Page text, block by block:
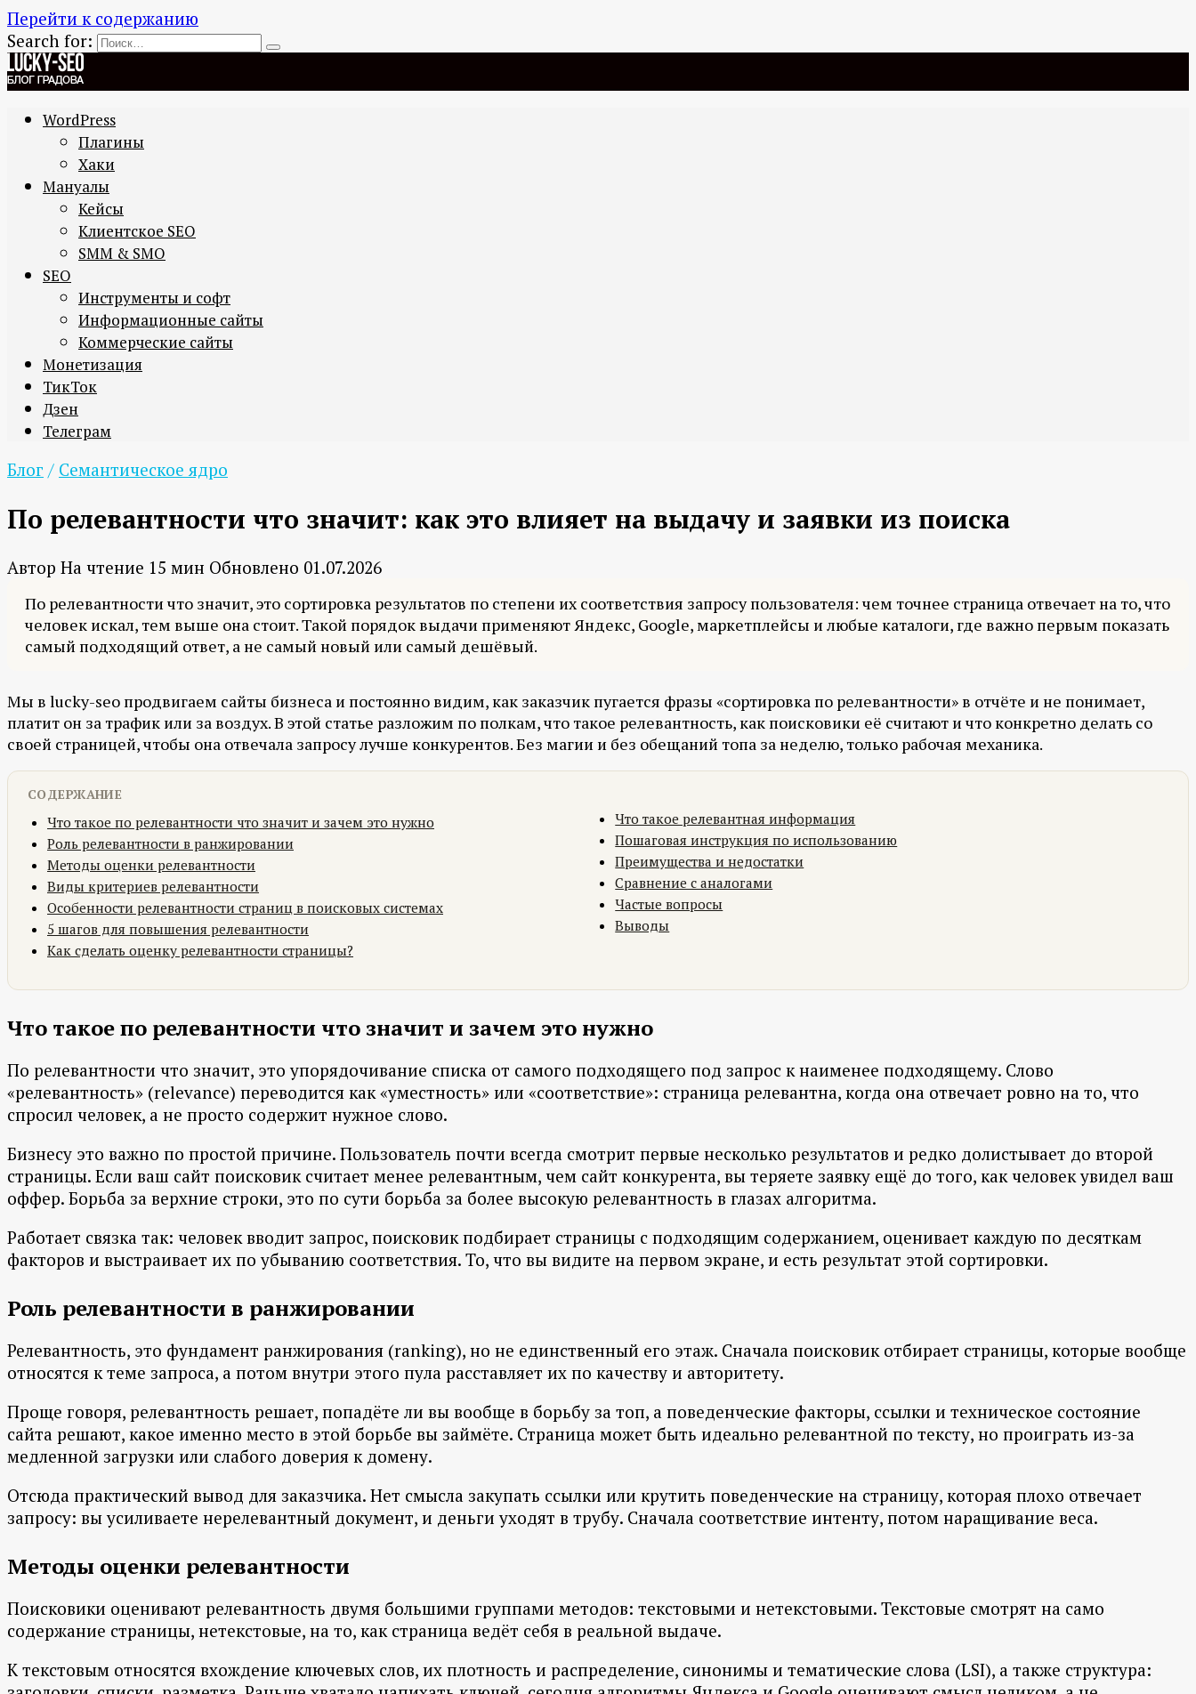
Перейти к содержанию
Search for:
WordPress
Плагины
Хаки
Мануалы
Кейсы
Клиентское SEO
SMM & SMO
SEO
Инструменты и софт
Информационные сайты
Коммерческие сайты
Монетизация
ТикТок
Дзен
Телеграм
Блог / Семантическое ядро
По релевантности что значит: как это влияет на выдачу и заявки из поиска
Автор На чтение 15 мин Обновлено 01.07.2026
По релевантности что значит, это сортировка результатов по степени их соответствия запросу пользователя: чем точнее страница отвечает на то, что
человек искал, тем выше она стоит. Такой порядок выдачи применяют Яндекс, Google, маркетплейсы и любые каталоги, где важно первым показать
самый подходящий ответ, а не самый новый или самый дешёвый.
Мы в lucky-seo продвигаем сайты бизнеса и постоянно видим, как заказчик пугается фразы «сортировка по релевантности» в отчёте и не понимает,
платит он за трафик или за воздух. В этой статье разложим по полкам, что такое релевантность, как поисковики её считают и что конкретно делать со
своей страницей, чтобы она отвечала запросу лучше конкурентов. Без магии и без обещаний топа за неделю, только рабочая механика.
СОДЕРЖАНИЕ
Что такое по релевантности что значит и зачем это нужно
Роль релевантности в ранжировании
Методы оценки релевантности
Виды критериев релевантности
Особенности релевантности страниц в поисковых системах
5 шагов для повышения релевантности
Как сделать оценку релевантности страницы?
Что такое релевантная информация
Пошаговая инструкция по использованию
Преимущества и недостатки
Сравнение с аналогами
Частые вопросы
Выводы
Что такое по релевантности что значит и зачем это нужно
По релевантности что значит, это упорядочивание списка от самого подходящего под запрос к наименее подходящему. Слово
«релевантность» (relevance) переводится как «уместность» или «соответствие»: страница релевантна, когда она отвечает ровно на то, что
спросил человек, а не просто содержит нужное слово.
Бизнесу это важно по простой причине. Пользователь почти всегда смотрит первые несколько результатов и редко долистывает до второй
страницы. Если ваш сайт поисковик считает менее релевантным, чем сайт конкурента, вы теряете заявку ещё до того, как человек увидел ваш
оффер. Борьба за верхние строки, это по сути борьба за более высокую релевантность в глазах алгоритма.
Работает связка так: человек вводит запрос, поисковик подбирает страницы с подходящим содержанием, оценивает каждую по десяткам
факторов и выстраивает их по убыванию соответствия. То, что вы видите на первом экране, и есть результат этой сортировки.
Роль релевантности в ранжировании
Релевантность, это фундамент ранжирования (ranking), но не единственный его этаж. Сначала поисковик отбирает страницы, которые вообще
относятся к теме запроса, а потом внутри этого пула расставляет их по качеству и авторитету.
Проще говоря, релевантность решает, попадёте ли вы вообще в борьбу за топ, а поведенческие факторы, ссылки и техническое состояние
сайта решают, какое именно место в этой борьбе вы займёте. Страница может быть идеально релевантной по тексту, но проиграть из-за
медленной загрузки или слабого доверия к домену.
Отсюда практический вывод для заказчика. Нет смысла закупать ссылки или крутить поведенческие на страницу, которая плохо отвечает
запросу: вы усиливаете нерелевантный документ, и деньги уходят в трубу. Сначала соответствие интенту, потом наращивание веса.
Методы оценки релевантности
Поисковики оценивают релевантность двумя большими группами методов: текстовыми и нетекстовыми. Текстовые смотрят на само
содержание страницы, нетекстовые, на то, как страница ведёт себя в реальной выдаче.
К текстовым относятся вхождение ключевых слов, их плотность и распределение, синонимы и тематические слова (LSI), а также структура: